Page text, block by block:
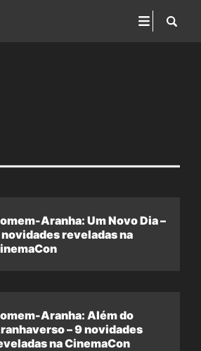
Aranha: Um Novo Dia –
reveladas na
Aranha: Além do
– 9 novidades
na CinemaCon